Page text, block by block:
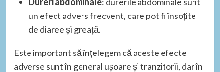
un efect advers frecvent, care pot fi însoțite
de diaree și greață.
Este important să înțelegem că aceste efecte
adverse sunt în general ușoare și tranzitorii, dar în